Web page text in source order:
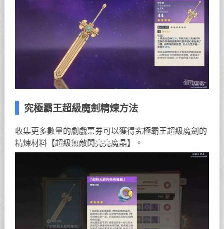
究極霸王超級魔劍精煉方法
收集更多數量的劇戲票券可以獲得究極霸王超級魔劍的
精煉材料【超級無敵閃亮亮魔晶】。